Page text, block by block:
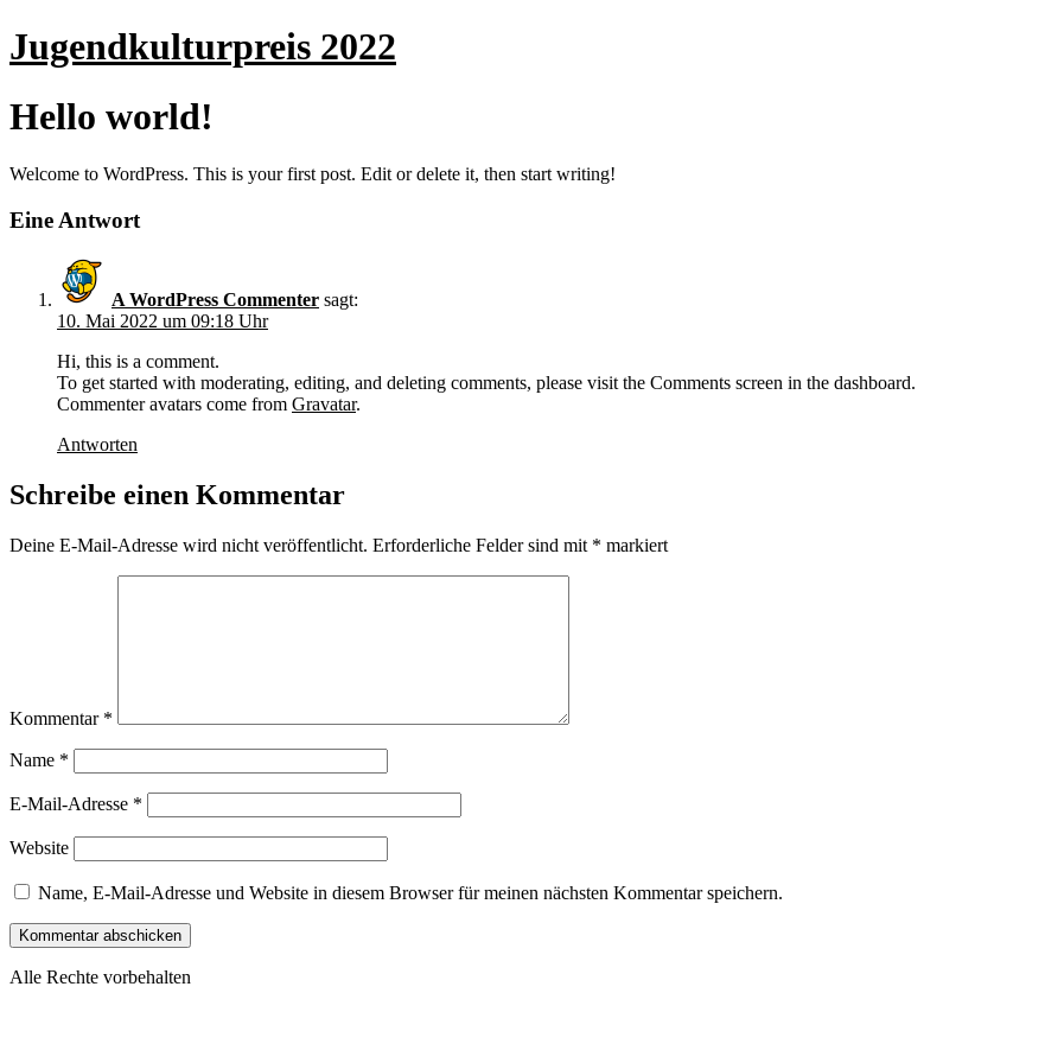
Zum
Inhalt
Jugendkulturpreis 2022
Hello world!
Welcome to WordPress. This is your first post. Edit or delete it, then start writing!
Eine Antwort
A WordPress Commenter sagt:
10. Mai 2022 um 09:18 Uhr
Hi, this is a comment.
To get started with moderating, editing, and deleting comments, please visit the Comments screen in the dashboard.
Commenter avatars come from Gravatar.
Antworten
Schreibe einen Kommentar
Deine E-Mail-Adresse wird nicht veröffentlicht. Erforderliche Felder sind mit * markiert
Kommentar *
Name *
E-Mail-Adresse *
Website
Name, E-Mail-Adresse und Website in diesem Browser für meinen nächsten Kommentar speichern.
Alle Rechte vorbehalten